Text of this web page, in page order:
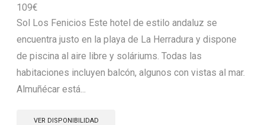
109€
Sol Los Fenicios Este hotel de estilo andaluz se
encuentra justo en la playa de La Herradura y dispone
de piscina al aire libre y soláriums. Todas las
habitaciones incluyen balcón, algunos con vistas al mar.
Almuñécar está...
VER DISPONIBILIDAD